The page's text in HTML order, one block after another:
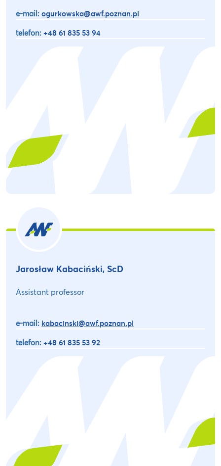
e-mail: ogurkowska@awf.poznan.pl
telefon: +48 61 835 53 94
Jarosław Kabaciński, ScD
Assistant professor
e-mail: kabacinski@awf.poznan.pl
telefon: +48 61 835 53 92